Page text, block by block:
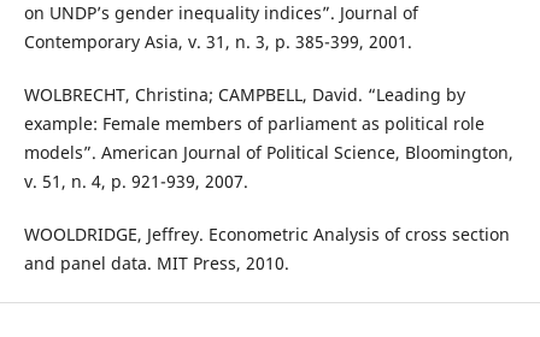
on UNDP’s gender inequality indices”. Journal of
Contemporary Asia, v. 31, n. 3, p. 385-399, 2001.
WOLBRECHT, Christina; CAMPBELL, David. “Leading by
example: Female members of parliament as political role
models”. American Journal of Political Science, Bloomington,
v. 51, n. 4, p. 921-939, 2007.
WOOLDRIDGE, Jeffrey. Econometric Analysis of cross section
and panel data. MIT Press, 2010.